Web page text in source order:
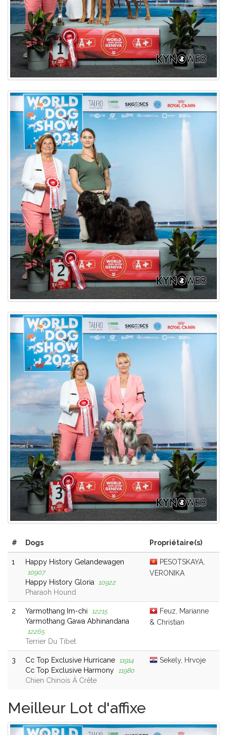
# Dogs Propriétaire(s)
1 Happy History Gelandewagen
10907
Happy History Gloria 10922
Pharaoh Hound
PESOTSKAYA,
VERONIKA
2 Yarmothang Im-chi 12215
Yarmothang Gawa Abhinandana
12265
Terrier Du Tibet
Feuz, Marianne
& Christian
3 Cc Top Exclusive Hurricane 11914
Cc Top Exclusive Harmony 11980
Chien Chinois À Crête
Sekely, Hrvoje
Meilleur Lot d'affixe